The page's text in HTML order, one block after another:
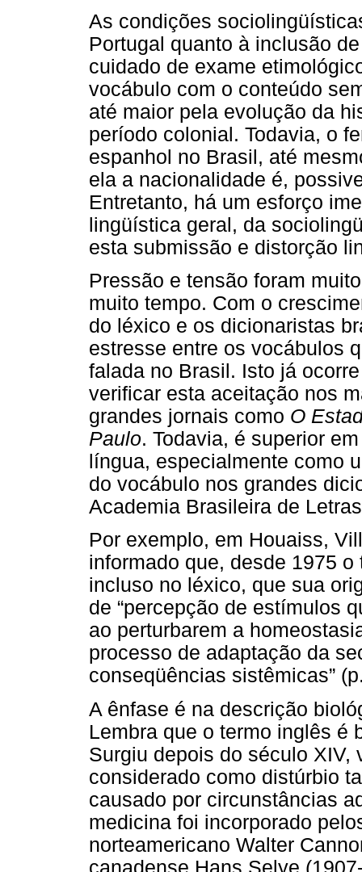
As condições
Portugal quanto à inclusão
cuidado de exame
vocábulo com o conteúdo
até maior pela evolução da
período colonial. Todavia, o
espanhol no Brasil, até
ela a nacionalidade é,
Entretanto, há um esforço
lingüística geral, da
esta submissão e distorção
Pressão e tensão foram
muito tempo. Com o
do léxico e os dicionaristas
estresse entre os vocábulos
falada no Brasil. Isto já
verificar esta aceitação nos
grandes jornais como O
Paulo. Todavia, é superior
língua, especialmente como
do vocábulo nos grandes
Academia Brasileira de
Por exemplo, em Houaiss,
informado que, desde 1975
incluso no léxico, que sua
de “percepção de estímulos
ao perturbarem a
processo de adaptação da
conseqüências sistêmicas”
A ênfase é na descrição
Lembra que o termo inglês é
Surgiu depois do século
considerado como distúrbio
causado por circunstâncias
medicina foi incorporado
norteamericano Walter
canadense Hans Selye